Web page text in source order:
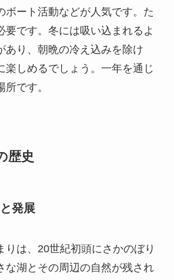
ボート活動などが人気です。た
要です。冬には吸い込まれるよ
あり、朝晩の冷え込みを除け
楽しめるでしょう。一年を通じ
です。
歴史
発展
りは、20世紀初頭にさかのぼり
な湖とその周辺の自然が残され